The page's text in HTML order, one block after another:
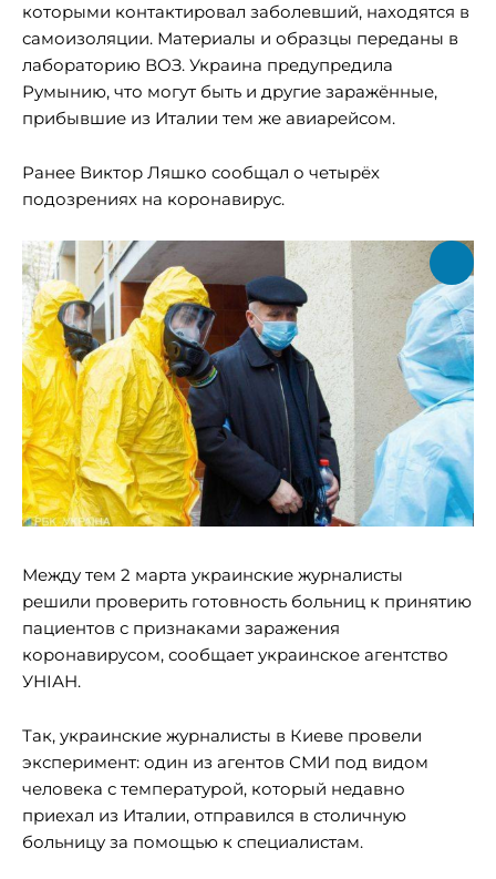
которыми контактировал заболевший, находятся в
самоизоляции. Материалы и образцы переданы в
лабораторию ВОЗ. Украина предупредила
Румынию, что могут быть и другие заражённые,
прибывшие из Италии тем же авиарейсом.
Ранее Виктор Ляшко сообщал о четырёх
подозрениях на коронавирус.
Между тем 2 марта украинские журналисты
решили проверить готовность больниц к принятию
пациентов с признаками заражения
коронавирусом, сообщает украинское агентство
УНІАН.
Так, украинские журналисты в Киеве провели
эксперимент: один из агентов СМИ под видом
человека с температурой, который недавно
приехал из Италии, отправился в столичную
больницу за помощью к специалистам.